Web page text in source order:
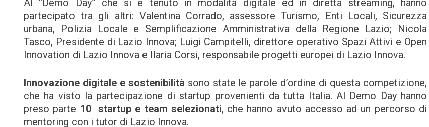
Al “Demo Day” che si è tenuto in modalità digitale ed in diretta streaming, hanno
partecipato tra gli altri: Valentina Corrado, assessore Turismo, Enti Locali, Sicurezza
urbana, Polizia Locale e Semplificazione Amministrativa della Regione Lazio; Nicola
Tasco, Presidente di Lazio Innova; Luigi Campitelli, direttore operativo Spazi Attivi e Open
Innovation di Lazio Innova e Ilaria Corsi, responsabile progetti europei di Lazio Innova.
Innovazione digitale e sostenibilità sono state le parole d’ordine di questa competizione,
che ha visto la partecipazione di startup provenienti da tutta Italia. Al Demo Day hanno
preso parte 10 startup e team selezionati, che hanno avuto accesso ad un percorso di
mentoring con i tutor di Lazio Innova.